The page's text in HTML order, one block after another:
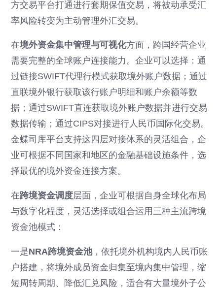
方交易平台打通进行套期保值交易，将被动承受汇
率风险转变为主动管理外汇交易。
在境外资金集中管理与可视化方面，跨国经营企业
需要完整的全球账户连接能力。企业可以选择：通
过链接SWIFT代理行模式获取境外账户数据；通过
直联境外银行获取该行账户明细和账户余额等数
据；通过SWIFT直连获取境外账户数据并进行交易
数据传输；通过CIPS对接进行人民币国际化交易。
金蝶司库平台支持这四层对接体系的灵活组合，企
业可根据不同国家和地区的金融基础设施条件，选
择最优的境外资金连接方案。
在跨境资金调度层面，企业可根据自身全球化布局
与数字化程度，灵活选择或组合运用三种主流跨境
资金池模式：
一是NRA跨境资金池，依托境外机构境内人民币账
户搭建，将境外成员资金归集至境内集中管理，缩
短周转周期、降低汇兑风险，适合有大量境外子公